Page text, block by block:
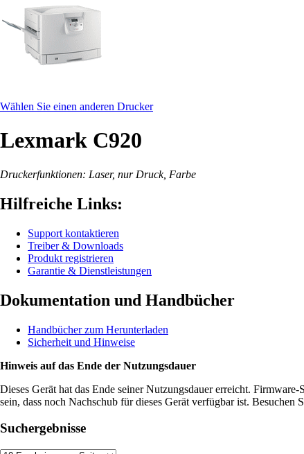
Wählen Sie einen anderen Drucker
Lexmark C920
Druckerfunktionen: Laser, nur Druck, Farbe
Hilfreiche Links:
Support kontaktieren
Treiber & Downloads
Produkt registrieren
Garantie & Dienstleistungen
Dokumentation und Handbücher
Handbücher zum Herunterladen
Sicherheit und Hinweise
Hinweis auf das Ende der Nutzungsdauer​
Dieses Gerät hat das Ende seiner Nutzungsdauer erreicht.
sein, dass noch Nachschub für dieses Gerät verfügbar ist. Besuchen
Suchergebnisse